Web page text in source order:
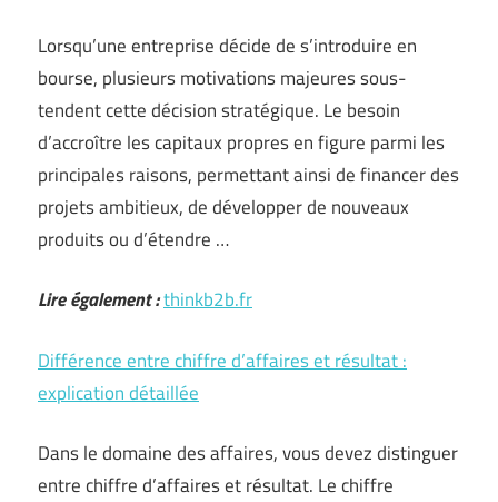
Lorsqu’une entreprise décide de s’introduire en
bourse, plusieurs motivations majeures sous-
tendent cette décision stratégique. Le besoin
d’accroître les capitaux propres en figure parmi les
principales raisons, permettant ainsi de financer des
projets ambitieux, de développer de nouveaux
produits ou d’étendre …
Lire également :thinkb2b.fr
Différence entre chiffre d’affaires et résultat :
explication détaillée
Dans le domaine des affaires, vous devez distinguer
entre chiffre d’affaires et résultat. Le chiffre